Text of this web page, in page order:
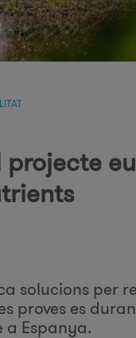
solucions per
proves es
a Espanya.